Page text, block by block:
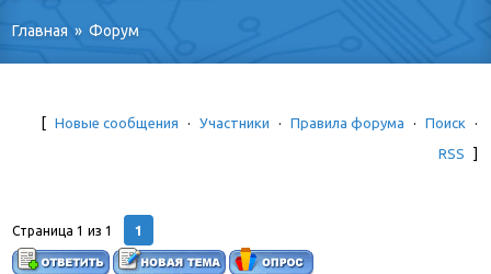
Главная » Форум
[ Новые сообщения · Участники · Правила форума · Поиск
·
RSS
]
Страница1 из1 1